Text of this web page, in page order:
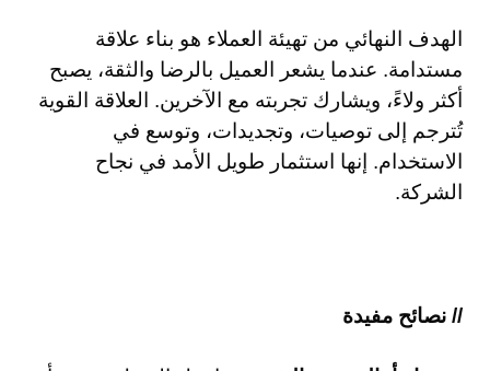
الهدف النهائي من تهيئة العملاء هو بناء علاقة
مستدامة. عندما يشعر العميل بالرضا والثقة، يصبح
أكثر ولاءً، ويشارك تجربته مع الآخرين. العلاقة القوية
تُترجم إلى توصيات، وتجديدات، وتوسع في
الاستخدام. إنها استثمار طويل الأمد في نجاح
الشركة.
// نصائح مفيدة